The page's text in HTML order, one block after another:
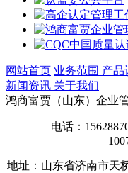
网站首页 业务范围 产品
新闻资讯 关于我们
鸿商富贾（山东）企业
电话：
地址：山东省济南市天